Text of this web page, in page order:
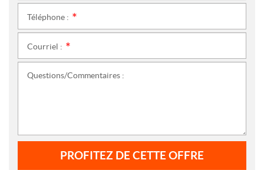
Téléphone :
Courriel :
Questions/Commentaires :
PROFITEZ DE CETTE OFFRE